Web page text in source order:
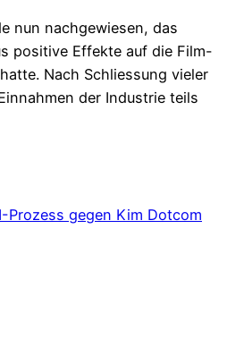
nun nachgewiesen, das
positive Effekte auf die Film-
Nach Schliessung vieler
der Industrie teils